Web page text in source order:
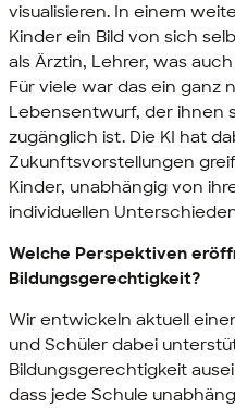
visualisieren. In einem
Kinder ein Bild von sich
als Ärztin, Lehrer, was
Für viele war das ein ganz
Lebensentwurf, der ihnen
zugänglich ist. Die KI hat
Zukunftsvorstellungen
Kinder, unabhängig von
individuellen
Welche Perspektiven
Bildungsgerechtigkeit?
Wir entwickeln aktuell
und Schüler dabei
Bildungsgerechtigkeit
dass jede Schule